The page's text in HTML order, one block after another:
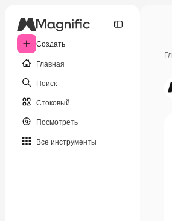
Создать
Главная
Поиск
Стоковый
Посмотреть
Все инструменты